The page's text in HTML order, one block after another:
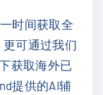
时间获取全
可通过我们
获取海外已
提供的AI辅